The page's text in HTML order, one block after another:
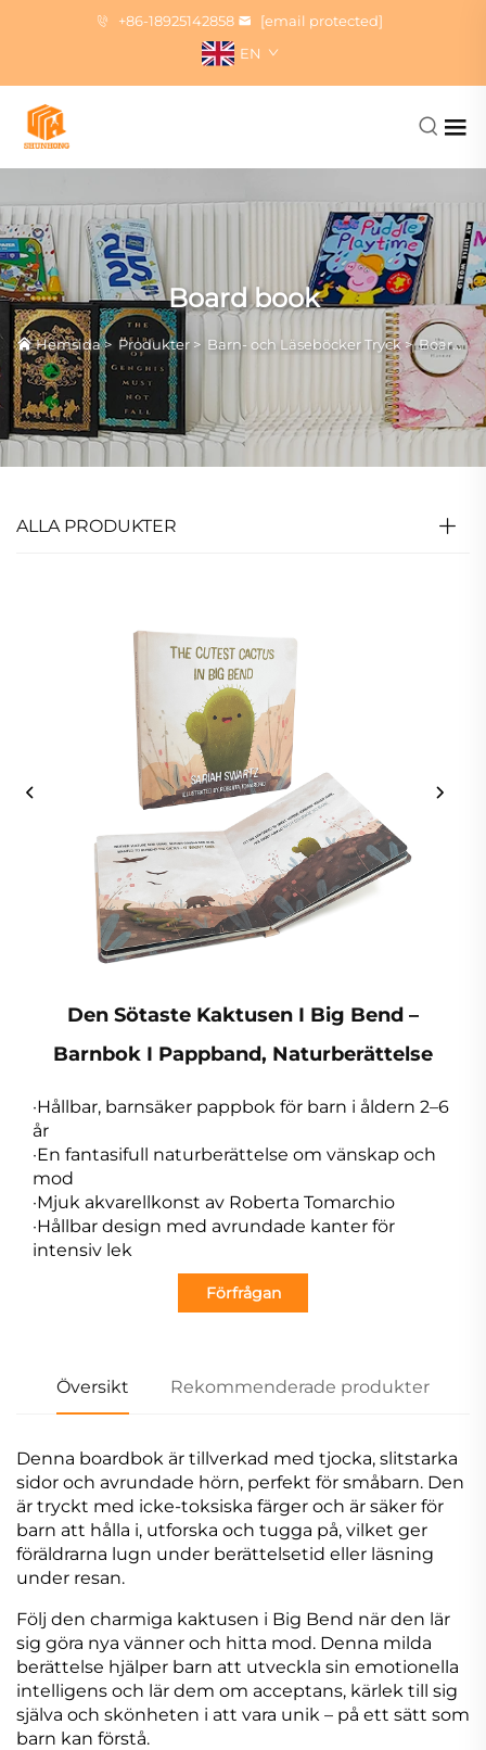
+86-18925142858
[email protected]
EN
Board book
Hemsida> Produkter > Barn- och Läseböcker Tryck>Board book
ALLA PRODUKTER
Den Sötaste Kaktusen I Big Bend –
Barnbok I Pappband, Naturberättelse
·Hållbar, barnsäker pappbok för barn i åldern 2–6
år
·En fantasifull naturberättelse om vänskap och
mod
·Mjuk akvarellkonst av Roberta Tomarchio
·Hållbar design med avrundade kanter för
intensiv lek
Förfrågan
Översikt Rekommenderade produkter
Denna boardbok är tillverkad med tjocka, slitstarka
sidor och avrundade hörn, perfekt för småbarn. Den
är tryckt med icke-toksiska färger och är säker för
barn att hålla i, utforska och tugga på, vilket ger
föräldrarna lugn under berättelsetid eller läsning
under resan.
Följ den charmiga kaktusen i Big Bend när den lär
sig göra nya vänner och hitta mod. Denna milda
berättelse hjälper barn att utveckla sin emotionella
intelligens och lär dem om acceptans, kärlek till sig
själva och skönheten i att vara unik – på ett sätt som
barn kan förstå.